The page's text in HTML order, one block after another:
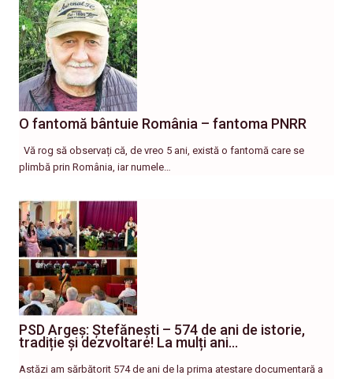
O fantomă bântuie România – fantoma PNRR
Vă rog să observați că, de vreo 5 ani, există o fantomă care se
plimbă prin România, iar numele…
PSD Argeș: Ștefănești – 574 de ani de istorie,
tradiție și dezvoltare! La mulți ani…
Astăzi am sărbătorit 574 de ani de la prima atestare documentară a